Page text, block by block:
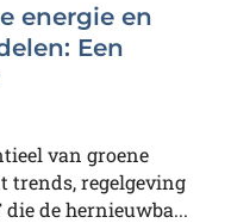
energie en
Een
van groene
trends, regelgeving
de hernieuwba...